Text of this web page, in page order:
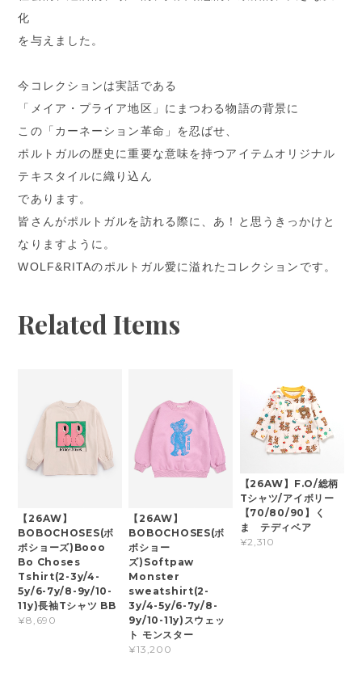
化
を与えました。
今コレクションは実話である
「メイア・プライア地区」にまつわる物語の背景に
この「カーネーション革命」を忍ばせ、
ポルトガルの歴史に重要な意味を持つアイテムオリジナル
テキスタイルに織り込ん
であります。
皆さんがポルトガルを訪れる際に、あ！と思うきっかけと
なりますように。
WOLF&RITAのポルトガル愛に溢れたコレクションです。
Related Items
【26AW】
BOBOCHOSES(ボ
ボショーズ)Booo
Bo Choses
Tshirt(2-3y/4-
5y/6-7y/8-9y/10-
11y)長袖Tシャツ BB
¥8,690
【26AW】
BOBOCHOSES(ボ
ボショー
ズ)Softpaw
Monster
sweatshirt(2-
3y/4-5y/6-7y/8-
9y/10-11y)スウェッ
ト モンスター
¥13,200
【26AW】F.O/総柄
Tシャツ/アイボリー
【70/80/90】く
ま テディベア
¥2,310